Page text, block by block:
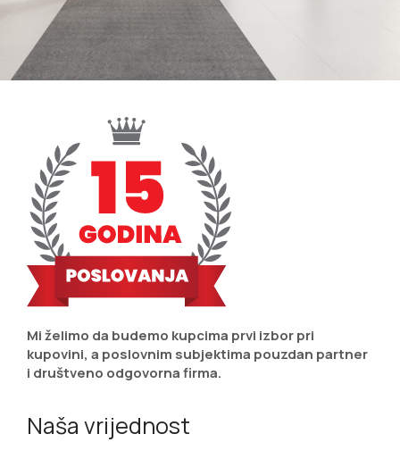
Mi želimo da budemo kupcima prvi izbor pri
kupovini, a poslovnim subjektima pouzdan partner
i društveno odgovorna firma.
Naša vrijednost